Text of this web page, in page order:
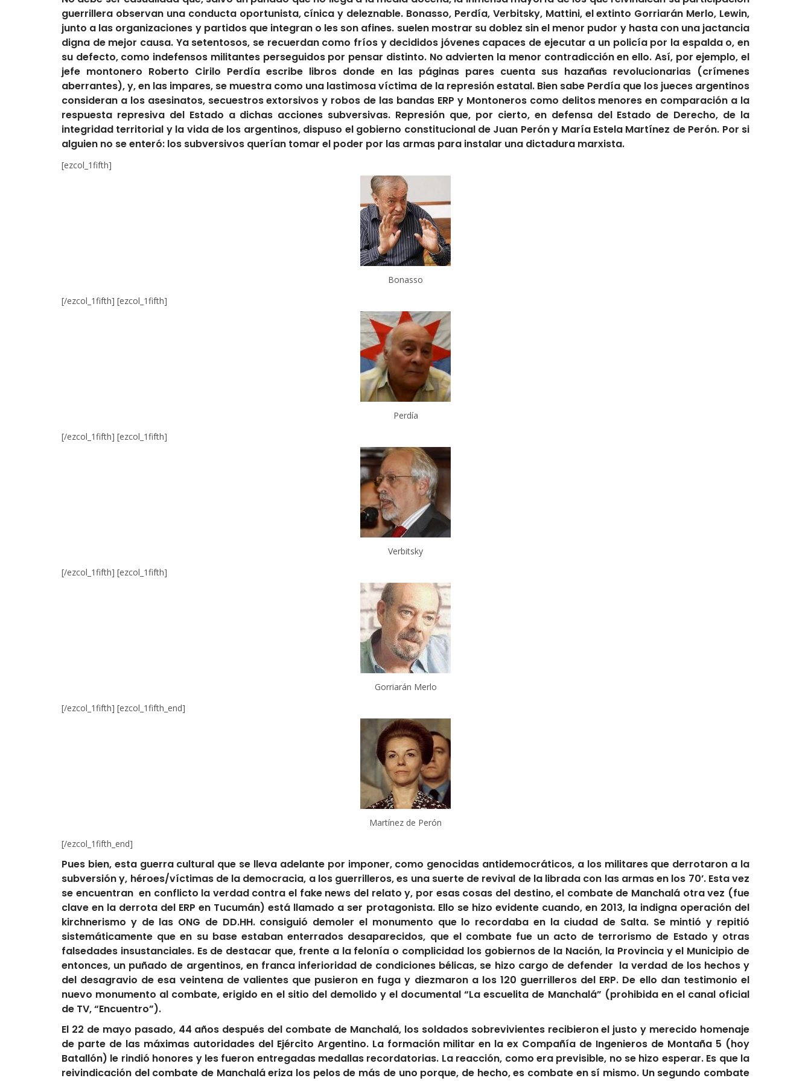
guerrillera observan una conducta oportunista, cínica y deleznable. Bonasso, Perdía, Verbitsky, Mattini, el extinto Gorriarán Merlo, Lewin,
junto a las organizaciones y partidos que integran o les son afines. suelen mostrar su doblez sin el menor pudor y hasta con una jactancia
digna de mejor causa. Ya setentosos, se recuerdan como fríos y decididos jóvenes capaces de ejecutar a un policía por la espalda o, en
su defecto, como indefensos militantes perseguidos por pensar distinto. No advierten la menor contradicción en ello. Así, por ejemplo, el
jefe montonero Roberto Cirilo Perdía escribe libros donde en las páginas pares cuenta sus hazañas revolucionarias (crímenes
aberrantes), y, en las impares, se muestra como una lastimosa víctima de la represión estatal. Bien sabe Perdía que los jueces argentinos
consideran a los asesinatos, secuestros extorsivos y robos de las bandas ERP y Montoneros como delitos menores en comparación a la
respuesta represiva del Estado a dichas acciones subversivas. Represión que, por cierto, en defensa del Estado de Derecho, de la
integridad territorial y la vida de los argentinos, dispuso el gobierno constitucional de Juan Perón y María Estela Martínez de Perón. Por si
alguien no se enteró: los subversivos querían tomar el poder por las armas para instalar una dictadura marxista.
[ezcol_1fifth]
Bonasso
[/ezcol_1fifth] [ezcol_1fifth]
Perdía
[/ezcol_1fifth] [ezcol_1fifth]
Verbitsky
[/ezcol_1fifth] [ezcol_1fifth]
Gorriarán Merlo
[/ezcol_1fifth] [ezcol_1fifth_end]
Martínez de Perón
[/ezcol_1fifth_end]
Pues bien, esta guerra cultural que se lleva adelante por imponer, como genocidas antidemocráticos, a los militares que derrotaron a la
subversión y, héroes/víctimas de la democracia, a los guerrilleros, es una suerte de revival de la librada con las armas en los 70’. Esta vez
se encuentran en conflicto la verdad contra el fake news del relato y, por esas cosas del destino, el combate de Manchalá otra vez (fue
clave en la derrota del ERP en Tucumán) está llamado a ser protagonista. Ello se hizo evidente cuando, en 2013, la indigna operación del
kirchnerismo y de las ONG de DD.HH. consiguió demoler el monumento que lo recordaba en la ciudad de Salta. Se mintió y repitió
sistemáticamente que en su base estaban enterrados desaparecidos, que el combate fue un acto de terrorismo de Estado y otras
falsedades insustanciales. Es de destacar que, frente a la felonía o complicidad los gobiernos de la Nación, la Provincia y el Municipio de
entonces, un puñado de argentinos, en franca inferioridad de condiciones bélicas, se hizo cargo de defender la verdad de los hechos y
del desagravio de esa veintena de valientes que pusieron en fuga y diezmaron a los 120 guerrilleros del ERP. De ello dan testimonio el
nuevo monumento al combate, erigido en el sitio del demolido y el documental “La escuelita de Manchalá” (prohibida en el canal oficial
de TV, “Encuentro”).
El 22 de mayo pasado, 44 años después del combate de Manchalá, los soldados sobrevivientes recibieron el justo y merecido homenaje
de parte de las máximas autoridades del Ejército Argentino. La formación militar en la ex Compañía de Ingenieros de Montaña 5 (hoy
Batallón) le rindió honores y les fueron entregadas medallas recordatorias. La reacción, como era previsible, no se hizo esperar. Es que la
reivindicación del combate de Manchalá eriza los pelos de más de uno porque, de hecho, es combate en sí mismo. Un segundo combate